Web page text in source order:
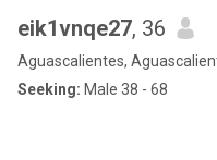
eik1vnqe27, 36
Aguascalientes,
Seeking: Male 38 - 68